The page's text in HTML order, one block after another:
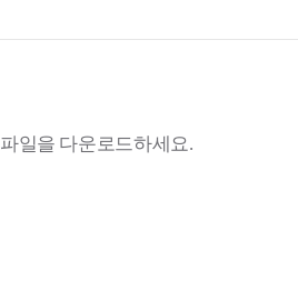
일을 다운로드하세요.